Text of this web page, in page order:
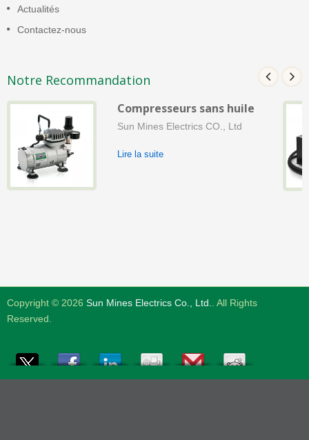
Actualités
Contactez-nous
Notre Recommandation
Compresseurs sans huile
Sun Mines Electrics CO., Ltd
Lire la suite
Copyright © 2026 Sun Mines Electrics Co., Ltd.. All Rights
Reserved.